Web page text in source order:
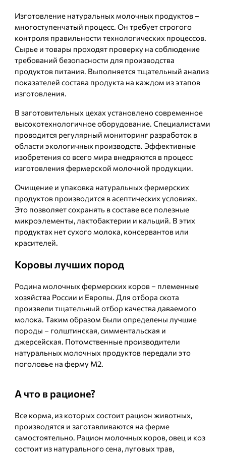
Изготовление натуральных молочных продуктов –
многоступенчатый процесс. Он требует строгого
контроля правильности технологических процессов.
Сырье и товары проходят проверку на соблюдение
требований безопасности для производства
продуктов питания. Выполняется тщательный анализ
показателей состава продукта на каждом из этапов
изготовления.
В заготовительных цехах установлено современное
высокотехнологичное оборудование. Специалистами
проводится регулярный мониторинг разработок в
области экологичных производств. Эффективные
изобретения со всего мира внедряются в процесс
изготовления фермерской молочной продукции.
Очищение и упаковка натуральных фермерских
продуктов производится в асептических условиях.
Это позволяет сохранять в составе все полезные
микроэлементы, лактобактерии и кальций. В этих
продуктах нет сухого молока, консервантов или
красителей.
Коровы лучших пород
Родина молочных фермерских коров – племенные
хозяйства России и Европы. Для отбора скота
произвели тщательный отбор качества даваемого
молока. Таким образом были определены лучшие
породы – голштинская, симментальская и
джерсейская. Потомственные производители
натуральных молочных продуктов передали это
поголовье на ферму М2.
А что в рационе?
Все корма, из которых состоит рацион животных,
производятся и заготавливаются на ферме
самостоятельно. Рацион молочных коров, овец и коз
состоит из натурального сена, луговых трав,